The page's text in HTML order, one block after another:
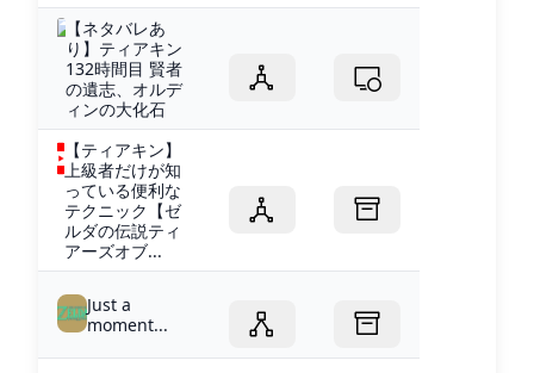
【ネタバレあ
り】ティアキン
132時間目 賢者
の遺志、オルデ
ィンの大化石
【ティアキン】
上級者だけが知
っている便利な
テクニック【ゼ
ルダの伝説ティ
アーズオブ...
Just a
moment...